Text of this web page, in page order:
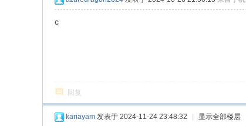
c
回复
kariayam 发表于 2024-11-24 23:48:32 显示全部楼层